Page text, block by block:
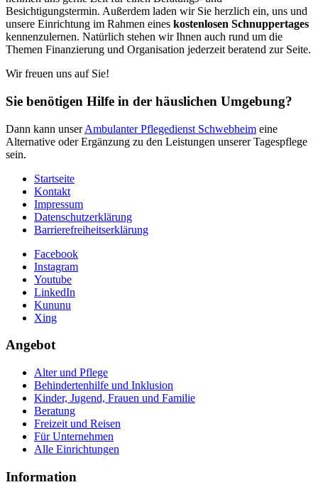
Besichtigungstermin. Außerdem laden wir Sie herzlich ein, uns und
unsere Einrichtung im Rahmen eines kostenlosen Schnuppertages
kennenzulernen. Natürlich stehen wir Ihnen auch rund um die
Themen Finanzierung und Organisation jederzeit beratend zur Seite.
Wir freuen uns auf Sie!
Sie benötigen Hilfe in der häuslichen Umgebung?
Dann kann unserAmbulanter Pflegedienst Schwebheim eine
Alternative oder Ergänzung zu den Leistungen unserer Tagespflege
sein.
Startseite
Kontakt
Impressum
Datenschutzerklärung
Barrierefreiheitserklärung
Facebook
Instagram
Youtube
LinkedIn
Kununu
Xing
Angebot
Alter und Pflege
Behindertenhilfe und Inklusion
Kinder, Jugend, Frauen und Familie
Beratung
Freizeit und Reisen
Für Unternehmen
Alle Einrichtungen
Information